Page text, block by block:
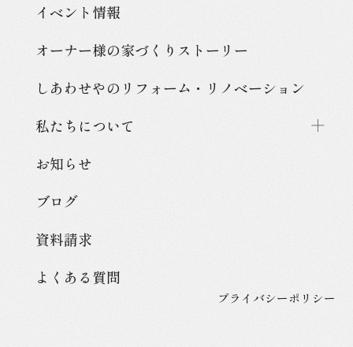
イベント情報
オーナー様の家づくり ストーリー
しあわせやのリフォーム・ リノベーション
私たちについて
お知らせ
ブログ
資料請求
よくある質問
プライバシーポリシー